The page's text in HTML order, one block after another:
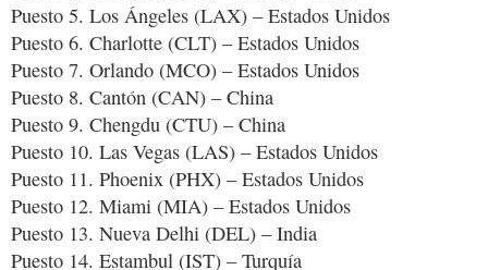
Puesto 5. Los Ángeles (LAX) – Estados Unidos
Puesto 6. Charlotte (CLT) – Estados Unidos
Puesto 7. Orlando (MCO) – Estados Unidos
Puesto 8. Cantón (CAN) – China
Puesto 9. Chengdu (CTU) – China
Puesto 10. Las Vegas (LAS) – Estados Unidos
Puesto 11. Phoenix (PHX) – Estados Unidos
Puesto 12. Miami (MIA) – Estados Unidos
Puesto 13. Nueva Delhi (DEL) – India
Puesto 14. Estambul (IST) – Turquía